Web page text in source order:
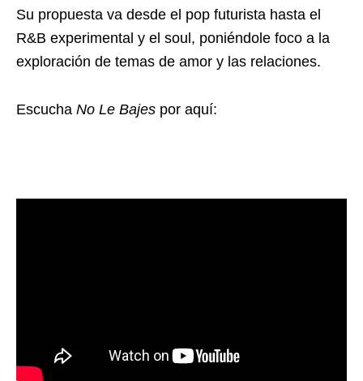
Su propuesta va desde el pop futurista hasta el
R&B experimental y el soul, poniéndole foco a la
exploración de temas de amor y las relaciones.
Escucha No Le Bajes por aquí: